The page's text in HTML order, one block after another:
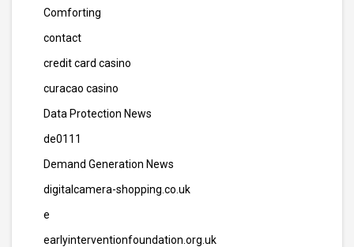
Comforting
contact
credit card casino
curacao casino
Data Protection News
de0111
Demand Generation News
digitalcamera-shopping.co.uk
e
earlyinterventionfoundation.org.uk